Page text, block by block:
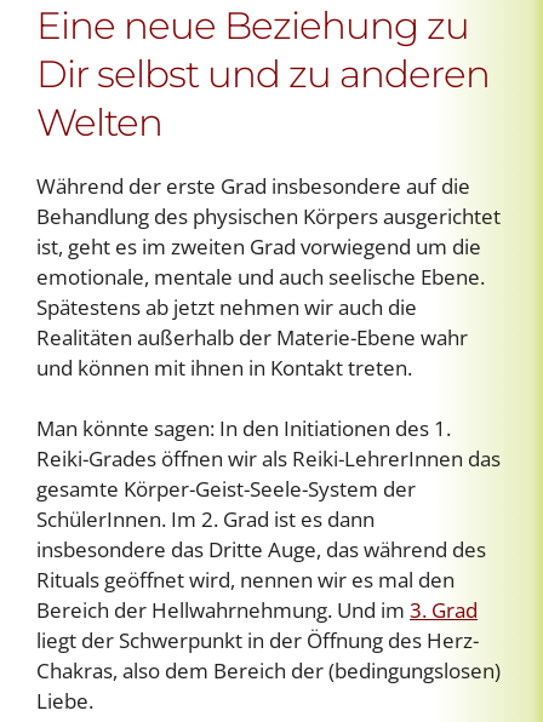
Eine neue Beziehung zu
Dir selbst und zu anderen
Welten
Während der erste Grad insbesondere auf die
Behandlung des physischen Körpers ausgerichtet
ist, geht es im zweiten Grad vorwiegend um die
emotionale, mentale und auch seelische Ebene.
Spätestens ab jetzt nehmen wir auch die
Realitäten außerhalb der Materie-Ebene wahr
und können mit ihnen in Kontakt treten.
Man könnte sagen: In den Initiationen des 1.
Reiki-Grades öffnen wir als Reiki-LehrerInnen das
gesamte Körper-Geist-Seele-System der
SchülerInnen. Im 2. Grad ist es dann
insbesondere das Dritte Auge, das während des
Rituals geöffnet wird, nennen wir es mal den
Bereich der Hellwahrnehmung. Und im 3. Grad
liegt der Schwerpunkt in der Öffnung des Herz-
Chakras, also dem Bereich der (bedingungslosen)
Liebe.